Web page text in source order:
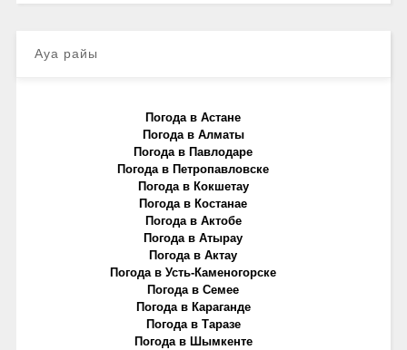
Ауа райы
Погода в Астане
Погода в Алматы
Погода в Павлодаре
Погода в Петропавловске
Погода в Кокшетау
Погода в Костанае
Погода в Актобе
Погода в Атырау
Погода в Актау
Погода в Усть-Каменогорске
Погода в Семее
Погода в Караганде
Погода в Таразе
Погода в Шымкенте